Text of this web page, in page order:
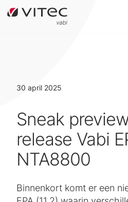
30 april 2025
Sneak
release Vabi
NTA8800
Binnenkort komt er een